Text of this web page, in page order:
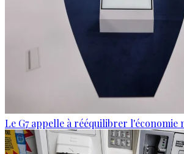
Le G7 appelle à rééquilibrer l'économie